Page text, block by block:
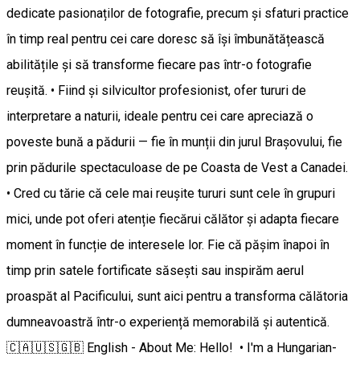
dedicate pasionaților de fotografie, precum și sfaturi practice
în timp real pentru cei care doresc să își îmbunătățească
abilitățile și să transforme fiecare pas într-o fotografie
reușită. • Fiind și silvicultor profesionist, ofer tururi de
interpretare a naturii, ideale pentru cei care apreciază o
poveste bună a pădurii — fie în munții din jurul Brașovului, fie
prin pădurile spectaculoase de pe Coasta de Vest a Canadei.
• Cred cu tărie că cele mai reușite tururi sunt cele în grupuri
mici, unde pot oferi atenție fiecărui călător și adapta fiecare
moment în funcție de interesele lor. Fie că pășim înapoi în
timp prin satele fortificate săsești sau inspirăm aerul
proaspăt al Pacificului, sunt aici pentru a transforma călătoria
dumneavoastră într-o experiență memorabilă și autentică.
🇨🇦🇺🇸🇬🇧 English - About Me: Hello! • I'm a Hungarian-